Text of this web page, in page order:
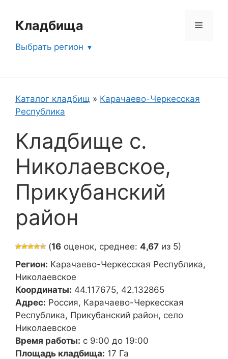
содержимому
Кладбища Меню
Выбрать регион
Каталог кладбищ » Карачаево-Черкесская
Республика
Кладбище с.
Николаевское,
Прикубанский
район
(16 оценок, среднее: 4,67 из 5)
Регион: Карачаево-Черкесская Республика,
Николаевское
Координаты: 44.117675, 42.132865
Адрес: Россия, Карачаево-Черкесская
Республика, Прикубанский район, село
Николаевское
Время работы: с 9:00 до 19:00
Площадь кладбища: 17 Га